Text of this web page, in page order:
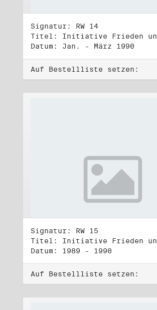
Signatur: RW 14
Datum: Jan. - März 1990
Auf Bestellliste setzen:
Signatur: RW 15
Datum: 1989 - 1990
Auf Bestellliste setzen: